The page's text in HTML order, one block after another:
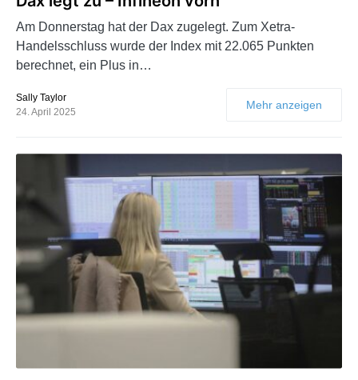
Am Donnerstag hat der Dax zugelegt. Zum Xetra-
Handelsschluss wurde der Index mit 22.065 Punkten
berechnet, ein Plus in…
Sally Taylor
24. April 2025
Mehr anzeigen